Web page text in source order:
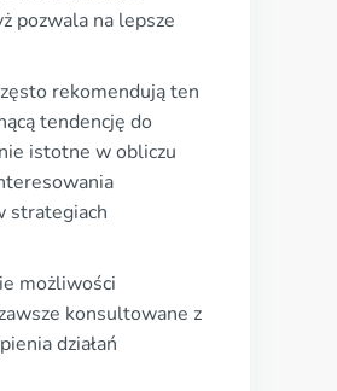
pozwala na lepsze
rekomendują ten
tendencję do
istotne w obliczu
strategiach
możliwości
konsultowane z
działań